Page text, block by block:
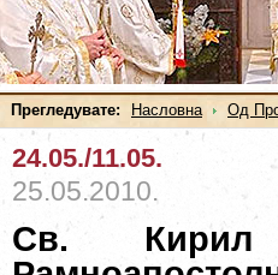
Прегледувате: Насловна Од
24.05./11.05.
25.05.2010.
Св.